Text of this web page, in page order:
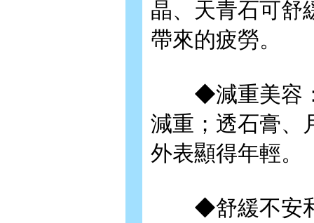
晶、天青石可舒
帶來的疲勞。
◆減重美容：
減重；透石膏、
外表顯得年輕。
◆舒緩不安和